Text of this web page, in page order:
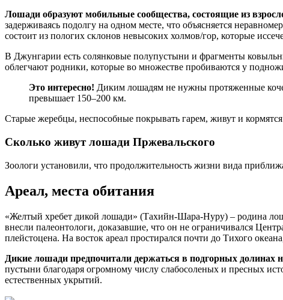
Лошади образуют мобильные сообщества, состоящие из
задерживаясь подолгу на одном месте, что объясняется
состоит из пологих склонов невысоких холмов/гор, которые
В Джунгарии есть солянковые полупустыни и фрагменты
облегчают родники, которые во множестве пробиваются у
Это интересно! Диким лошадям не нужны протяженные
превышает 150–200 км.
Старые жеребцы, неспособные покрывать гарем, живут и
Сколько живут лошади Пржевальского
Зоологи установили, что продолжительность жизни вида
Ареал, места обитания
«Желтый хребет дикой лошади» (Тахийн-Шара-Нуру) – родина
внесли палеонтологи, доказавшие, что он не ограничивался
плейстоцена. На восток ареал простирался почти до Тихого
Дикие лошади предпочитали держаться в подгорных
пустыни благодаря огромному числу слабосоленых и пресных
естественных укрытий.